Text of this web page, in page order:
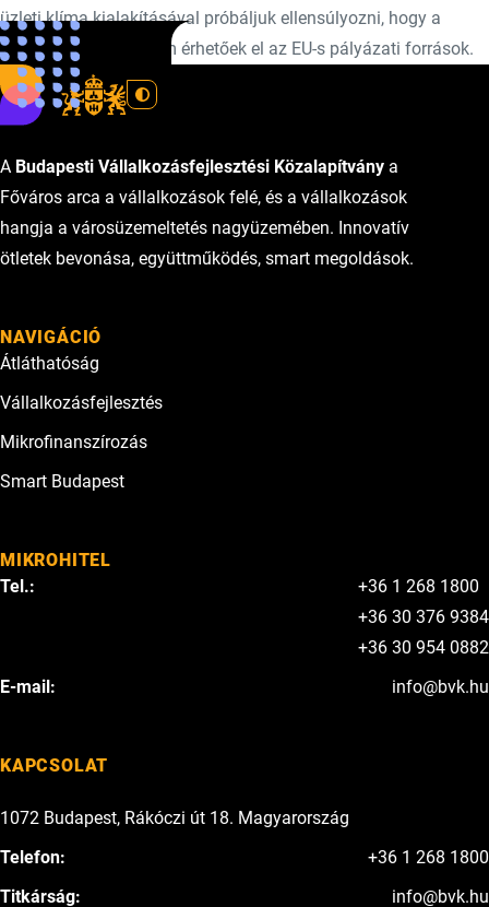
üzleti klíma kialakításával próbáljuk ellensúlyozni, hogy a
központi régióban nem érhetőek el az EU-s pályázati források.
A Budapesti Vállalkozásfejlesztési Közalapítvány a
Főváros arca a vállalkozások felé, és a vállalkozások
hangja a városüzemeltetés nagyüzemében. Innovatív
ötletek bevonása, együttműködés, smart megoldások.
NAVIGÁCIÓ
Átláthatóság
Vállalkozásfejlesztés
Mikrofinanszírozás
Smart Budapest
MIKROHITEL
Tel.:
+36 1 268 1800
+36 30 376 9384
+36 30 954 0882
E-mail:
info@bvk.hu
KAPCSOLAT
1072 Budapest, Rákóczi út 18. Magyarország
Telefon:
+36 1 268 1800
Titkárság:
info@bvk.hu